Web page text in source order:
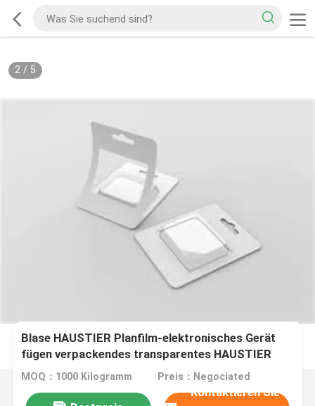
2/ 5
Blase HAUSTIER Planfilm-elektronisches Gerät
fügen verpackendes transparentes HAUSTIER
Blatt ein
MOQ：1000 Kilogramm Preis：Negociated
Kontaktieren Sie